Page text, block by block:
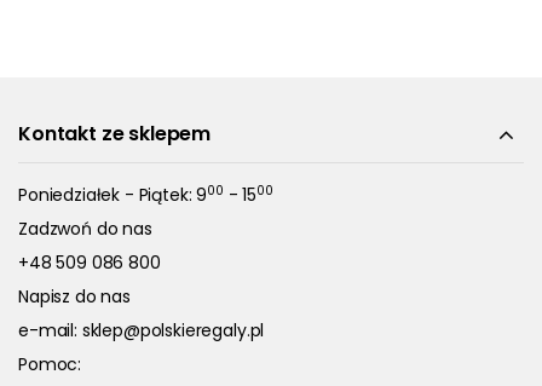
Kontakt ze sklepem
Poniedziałek - Piątek: 900 - 1500
Zadzwoń do nas
+48 509 086 800
Napisz do nas
e-mail: sklep@polskieregaly.pl
Pomoc: